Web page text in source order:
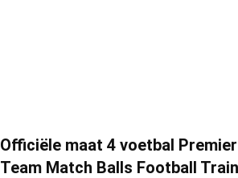
Officiële maat 4 voetbal
Team Match Balls Football